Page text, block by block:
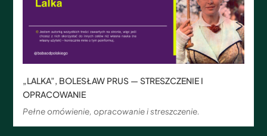
„LALKA”, BOLESŁAW PRUS — STRESZCZENIE I
OPRACOWANIE
Pełne omówienie, opracowanie i streszczenie.